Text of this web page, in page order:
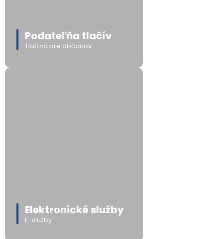
Podateľňa tlačív
Tlačivá pre občanov
Elektronické služby
E-služby